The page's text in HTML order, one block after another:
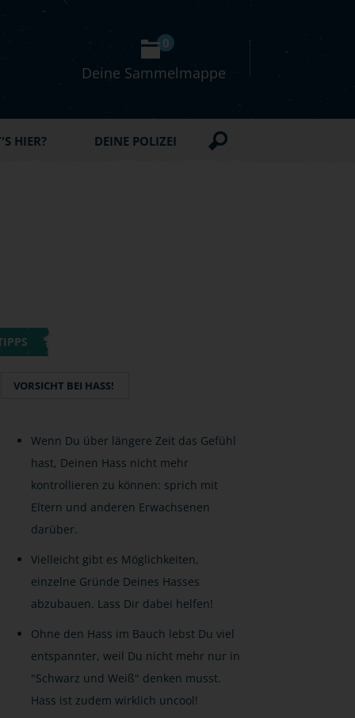
Deine Sammelmappe
0
HIER? DEINE POLIZEI
VORSICHT BEI HASS!
Wenn Du über längere Zeit das Gefühl
hast, Deinen Hass nicht mehr
kontrollieren zu können: sprich mit
Eltern und anderen Erwachsenen
darüber.
Vielleicht gibt es Möglichkeiten,
einzelne Gründe Deines Hasses
abzubauen. Lass Dir dabei helfen!
Ohne den Hass im Bauch lebst Du viel
entspannter, weil Du nicht mehr nur in
"Schwarz und Weiß" denken musst.
Hass ist zudem wirklich uncool!